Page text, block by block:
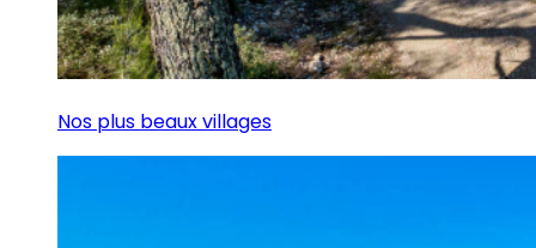
Nos plus beaux villages